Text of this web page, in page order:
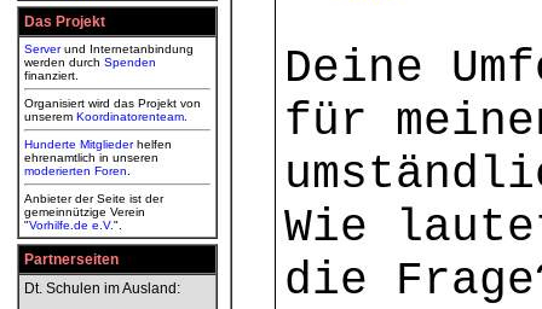
Das Projekt
Serverund Internetanbindung
werden durch Spenden
finanziert.
Organisiert wird das Projekt von
unserem Koordinatorenteam
Hunderte Mitgliederhelfen
ehrenamtlich in unseren
moderierten Foren
Anbieter der Seite ist der
gemeinnützige Verein
"Vorhilfe.de e.V.".
Partnerseiten
Dt. Schulen im Ausland:
Deine
für
Wie
die